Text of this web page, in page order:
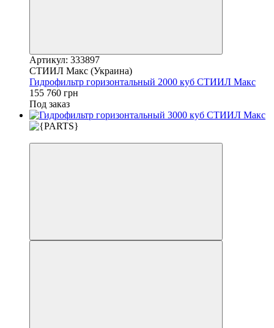
Артикул: 333897
СТИИЛ Макс (Украина)
Гидрофильтр горизонтальный 2000 куб СТИИЛ Макс
155 760 грн
Под заказ